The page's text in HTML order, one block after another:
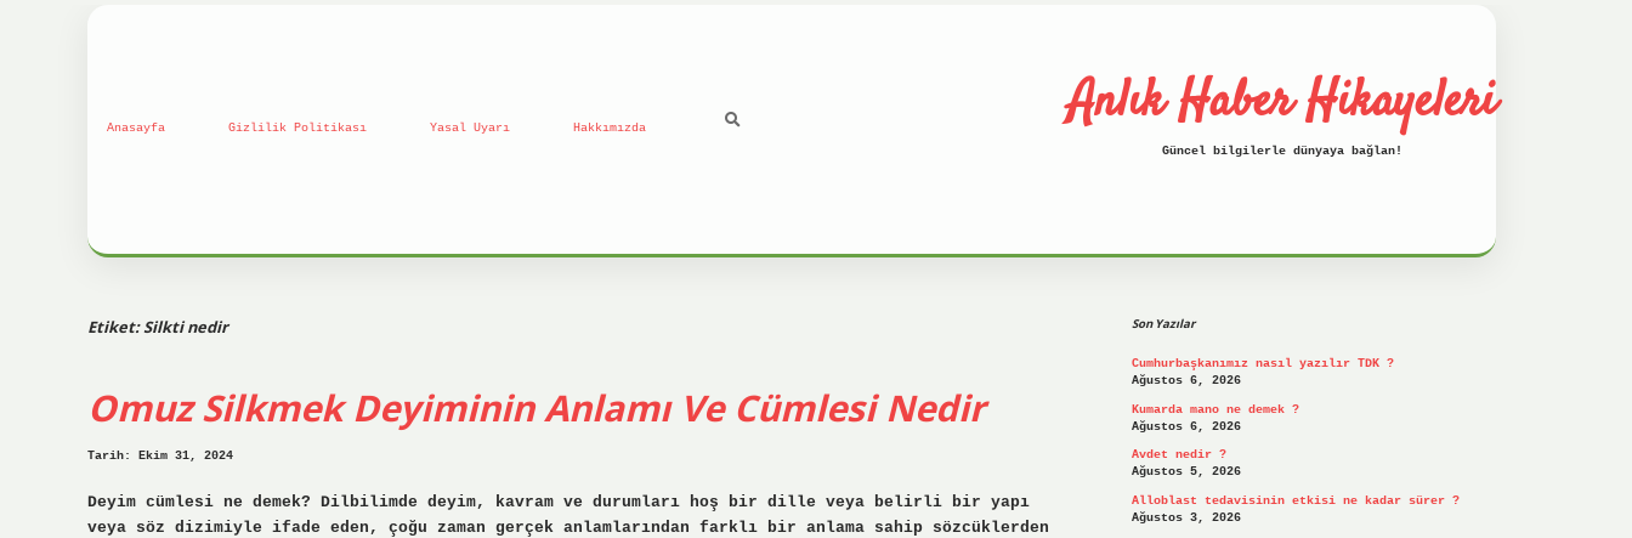
Anasayfa Gizlilik Politikası Yasal Uyarı Hakkımızda Anlık Haber Hikayeleri
Güncel bilgilerle dünyaya bağlan!
Etiket:Silkti nedir
Omuz Silkmek Deyiminin Anlamı Ve Cümlesi Nedir
Tarih: Ekim 31, 2024
Deyim cümlesi ne demek? Dilbilimde deyim, kavram ve durumları hoş bir dille veya belirli bir yapı
veya söz dizimiyle ifade eden, çoğu zaman gerçek anlamlarından farklı bir anlama sahip sözcüklerden
Son Yazılar
Cumhurbaşkanımız nasıl yazılır TDK ?
Ağustos 6, 2026
Kumarda mano ne demek ?
Ağustos 6, 2026
Avdet nedir ?
Ağustos 5, 2026
Alloblast tedavisinin etkisi ne kadar sürer ?
Ağustos 3, 2026